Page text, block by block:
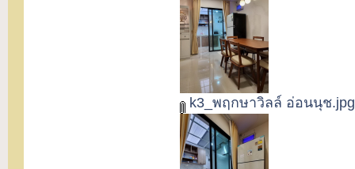
k3_พฤกษาวิลล์ อ่อนนุช.jpg